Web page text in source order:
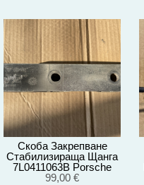
Скоба Закрепване
Стабилизираща Щанга
7L0411063B Porsche
Cayenne 3.0D
99,00 €